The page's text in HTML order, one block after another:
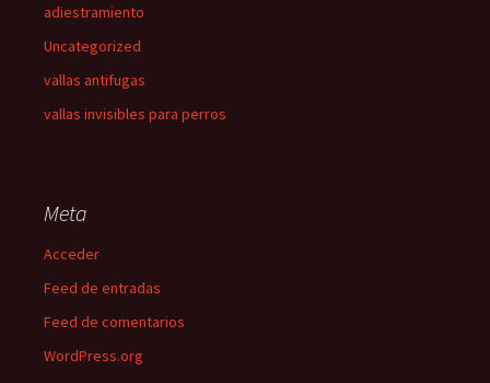
adiestramiento
Uncategorized
vallas antifugas
vallas invisibles para perros
Meta
Acceder
Feed de entradas
Feed de comentarios
WordPress.org